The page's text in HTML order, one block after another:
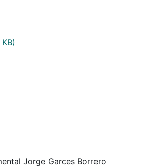
Jorge Garces Borrero